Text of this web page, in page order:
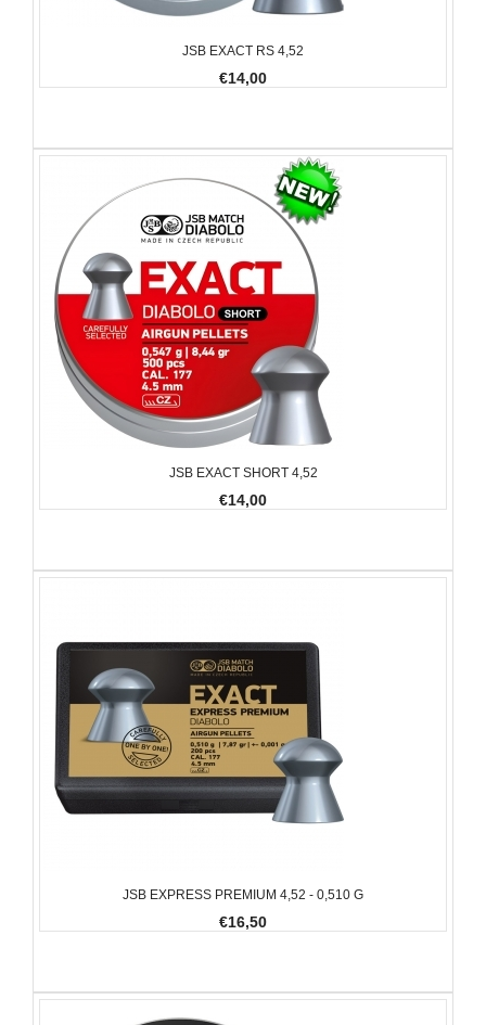
JSB EXACT RS 4,52
€14,00
JSB EXACT SHORT 4,52
€14,00
JSB EXPRESS PREMIUM 4,52 - 0,510 G
€16,50